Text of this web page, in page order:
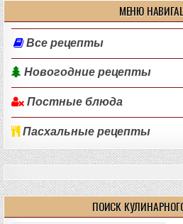
МЕНЮ
Все рецепты
Новогодние рецепты
Постные блюда
Пасхальные рецепты
ПОИСК